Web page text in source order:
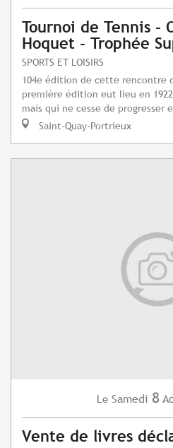
Tournoi de Tennis -
Hoquet - Trophée
SPORTS ET LOISIRS
104e édition de cette rencontre
première édition eut lieu en
mais qui ne cesse de progresser
Saint-Quay-Portrieux
Le Samedi 8
Vente de livres